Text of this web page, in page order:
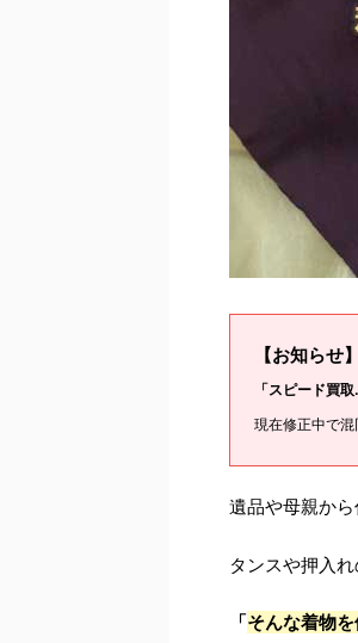
【お知らせ】
「スピード買
現在修正中で混
遺品や母親か
タンスや押入
「そんな着物